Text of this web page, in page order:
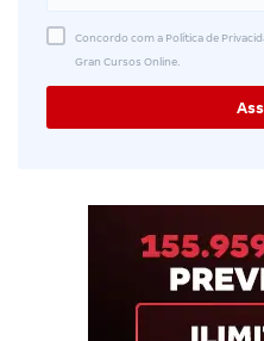
Concordo com a Política de
Gran Cursos Online.